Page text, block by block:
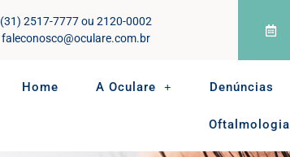
(31) 2517-7777 ou 2120-0002
faleconosco@oculare.com.br
Home A Oculare Denúncias
Oftalmologia